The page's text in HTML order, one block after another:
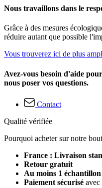
Nous travaillons dans le
Grâce à des mesures
réduire autant que possible
Vous trouverez ici de plus
Avez-vous besoin d'aide
nous poser vos questions.
Contact
Qualité vérifiée
Pourquoi acheter sur notre
France : Livraison
Retour gratuit
Au moins 1
Paiement sécurisé avec